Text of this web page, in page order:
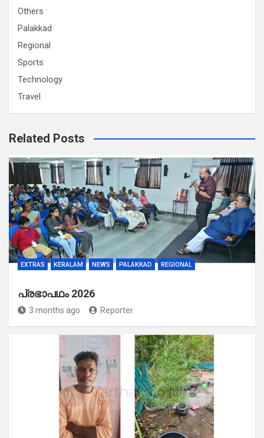
Others
Palakkad
Regional
Sports
Technology
Travel
Related Posts
EXTRAS KERALAM NEWS PALAKKAD REGIONAL
പ്രഭാപഥം 2026
3 months ago Reporter